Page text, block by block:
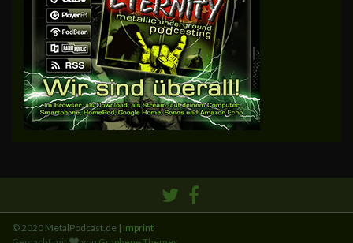
© 2020 MetalPodcast.de | Imprint